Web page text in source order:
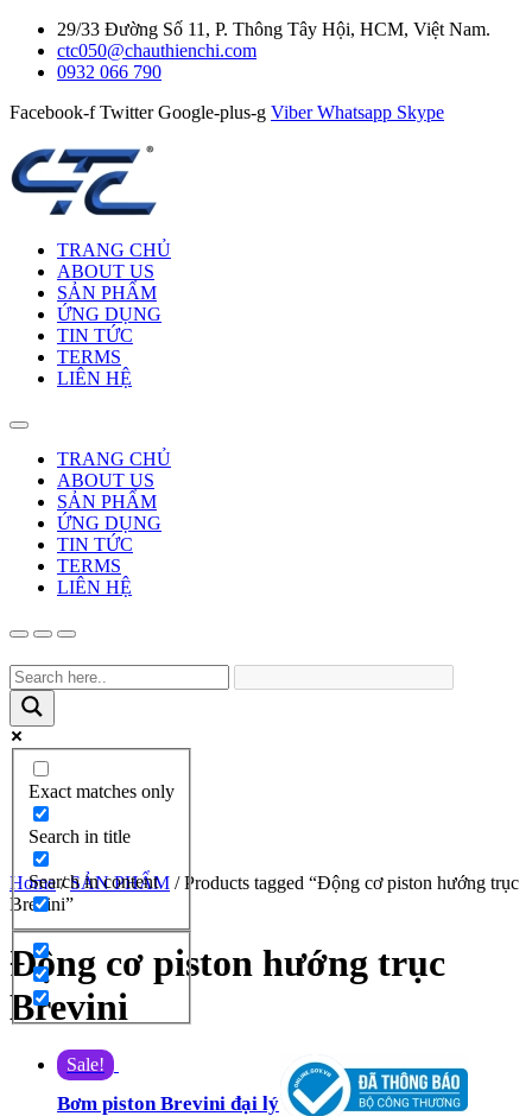
29/33 Đường Số 11, P. Thông Tây Hội, HCM, Việt Nam.
ctc050@chauthienchi.com
0932 066 790
Facebook-f Twitter Google-plus-g Viber Whatsapp Skype
TRANG CHỦ
ABOUT US
SẢN PHẨM
ỨNG DỤNG
TIN TỨC
TERMS
LIÊN HỆ
TRANG CHỦ
ABOUT US
SẢN PHẨM
ỨNG DỤNG
TIN TỨC
TERMS
LIÊN HỆ
Exact matches only
Search in title
Search in content
Home/SẢN PHẨM / Products tagged “Động cơ piston hướng trục
Brevini”
Động cơ piston hướng trục
Brevini
Sale!
Bơm piston Brevini đại lý